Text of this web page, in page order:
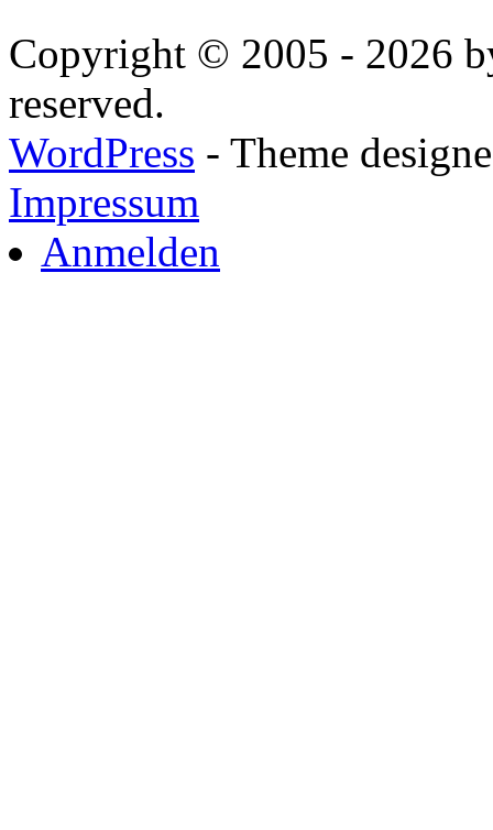
Copyright © 2005 - 2026
reserved.
WordPress - Theme
Impressum
Anmelden